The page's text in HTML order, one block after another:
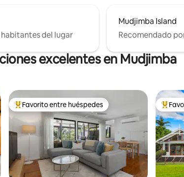
del lugar
Mudjimba Island
Recomendado
excelentes en Mudjimba
Favorito entre los huéspedes más destacados
Favorito entre huéspedes